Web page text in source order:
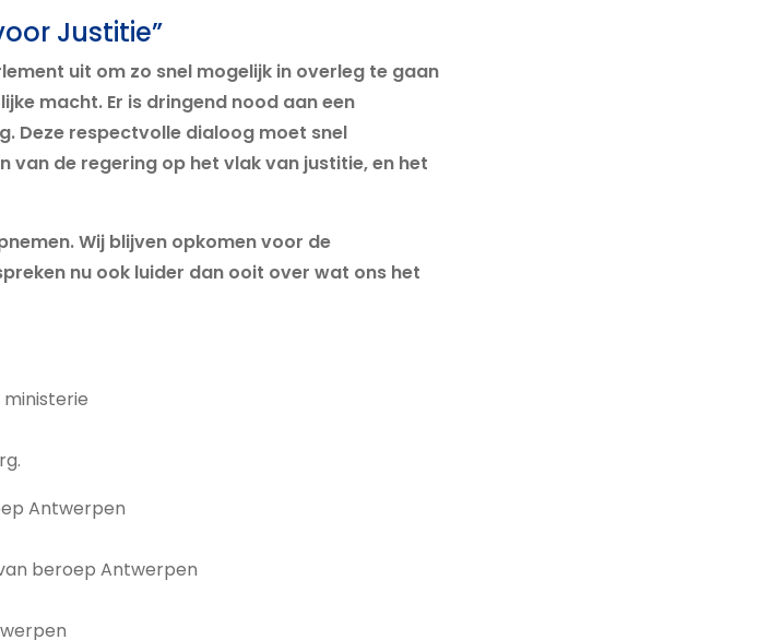
Justitie”
uit om zo snel mogelijk in overleg te gaan
macht. Er is dringend nood aan een
Deze respectvolle dialoog moet snel
van de regering op het vlak van justitie, en het
Wij blijven opkomen voor de
nu ook luider dan ooit over wat ons het
Antwerpen
beroep Antwerpen